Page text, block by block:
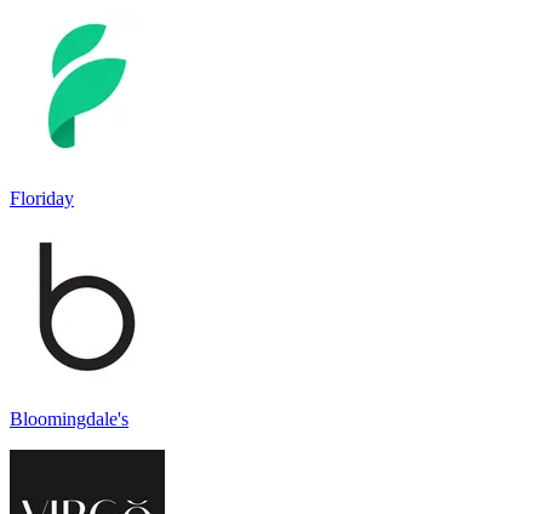
Floriday
Bloomingdale's